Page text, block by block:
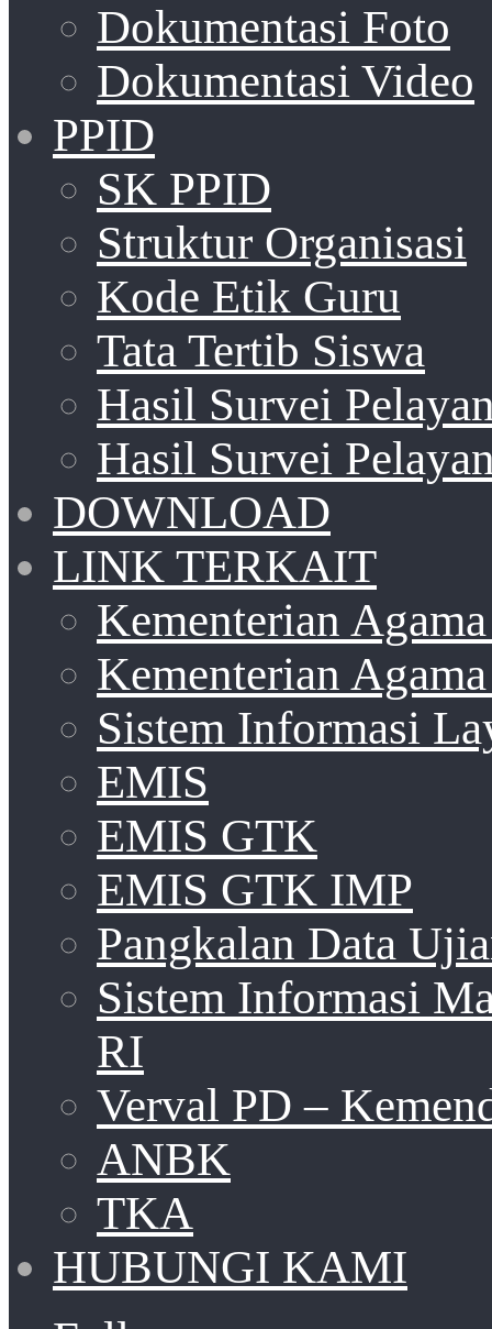
Dokumentasi Foto
Dokumentasi Video
PPID
SK PPID
Struktur Organisasi
Kode Etik Guru
Tata Tertib Siswa
Hasil Survei
Hasil Survei
DOWNLOAD
LINK TERKAIT
Kementerian
Kementerian
Sistem Informasi
EMIS
EMIS GTK
EMIS GTK IMP
Pangkalan Data
Sistem Informasi
RI
Verval PD –
ANBK
TKA
HUBUNGI KAMI